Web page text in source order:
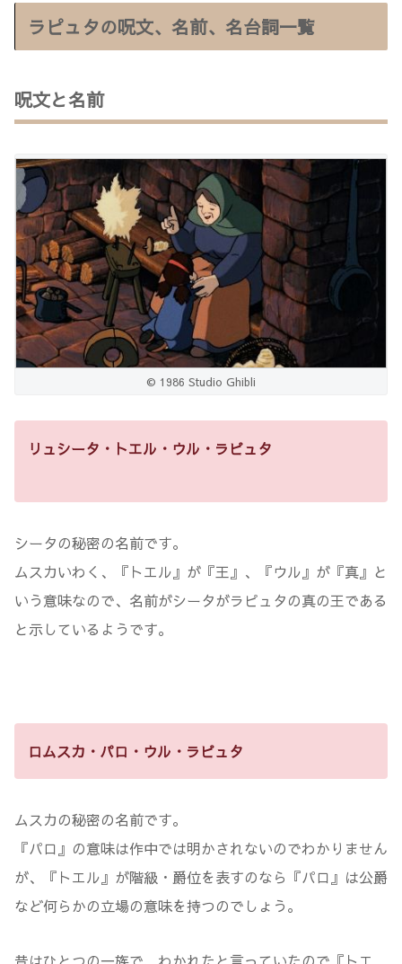
ラピュタの呪文、名前、名台詞一覧
呪文と名前
© 1986 Studio Ghibli
リュシータ・トエル・ウル・ラピュタ
シータの秘密の名前です。
ムスカいわく、『トエル』が『王』、『ウル』が『真』と
いう意味なので、名前がシータがラピュタの真の王である
と示しているようです。
ロムスカ・パロ・ウル・ラピュタ
ムスカの秘密の名前です。
『パロ』の意味は作中では明かされないのでわかりません
が、『トエル』が階級・爵位を表すのなら『パロ』は公爵
など何らかの立場の意味を持つのでしょう。